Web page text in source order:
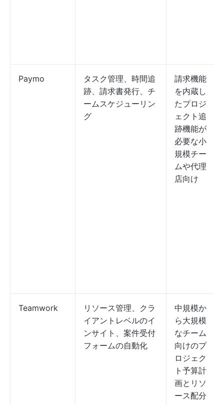
Paymo
タスク管理、時間追
跡、請求書発行、チ
ームスケジューリン
グ
請求機能
を内蔵し
たプロジ
ェクト追
跡機能が
必要な小
規模チー
ムや代理
店向け
Teamwork
リソース管理、クラ
イアントレベルのイ
ンサイト、案件受付
フォームの自動化
中規模か
ら大規模
なチーム
向けのプ
ロジェク
ト予算計
画とリソ
ース配分